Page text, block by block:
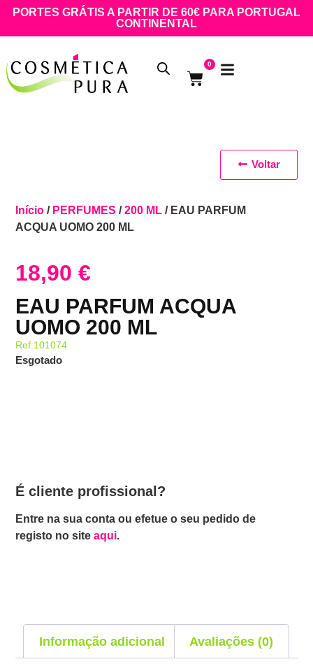
PORTES GRÁTIS A PARTIR DE 60€ PARA PORTUGAL
CONTINENTAL
0
Início / PERFUMES /200 ML / EAU PARFUM
ACQUA UOMO 200 ML
18,90€
EAU PARFUM ACQUA
UOMO 200 ML
Ref:101074
Esgotado
É cliente profissional?
Entre na sua conta ou efetue o seu pedido de
registo no siteaqui.
Voltar
Informação adicional Avaliações (0)